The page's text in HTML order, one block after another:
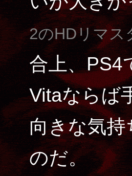
2のHDリマス
合上、PS4
Vitaならば
向きな気
のだ。